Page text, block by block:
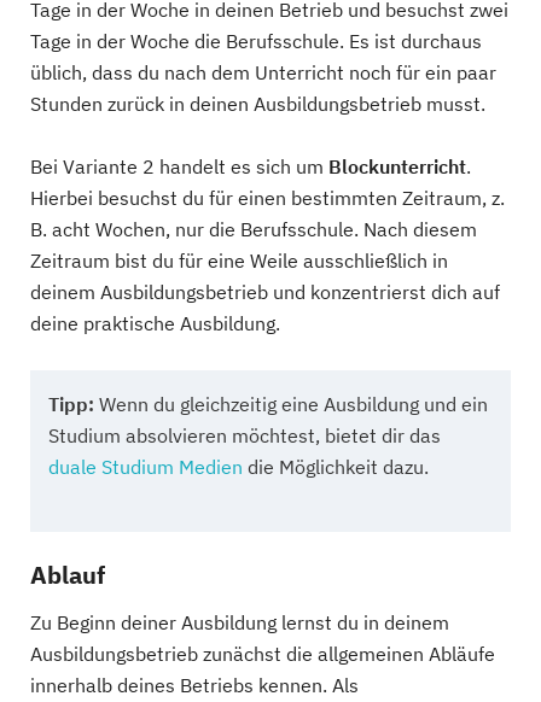
Tage in der Woche in deinen Betrieb und besuchst zwei
Tage in der Woche die Berufsschule. Es ist durchaus
üblich, dass du nach dem Unterricht noch für ein paar
Stunden zurück in deinen Ausbildungsbetrieb musst.
Bei Variante 2 handelt es sich um Blockunterricht.
Hierbei besuchst du für einen bestimmten Zeitraum, z.
B. acht Wochen, nur die Berufsschule. Nach diesem
Zeitraum bist du für eine Weile ausschließlich in
deinem Ausbildungsbetrieb und konzentrierst dich auf
deine praktische Ausbildung.
Tipp: Wenn du gleichzeitig eine Ausbildung und ein
Studium absolvieren möchtest, bietet dir das
duale Studium Medien die Möglichkeit dazu.
Ablauf
Zu Beginn deiner Ausbildung lernst du in deinem
Ausbildungsbetrieb zunächst die allgemeinen Abläufe
innerhalb deines Betriebs kennen. Als